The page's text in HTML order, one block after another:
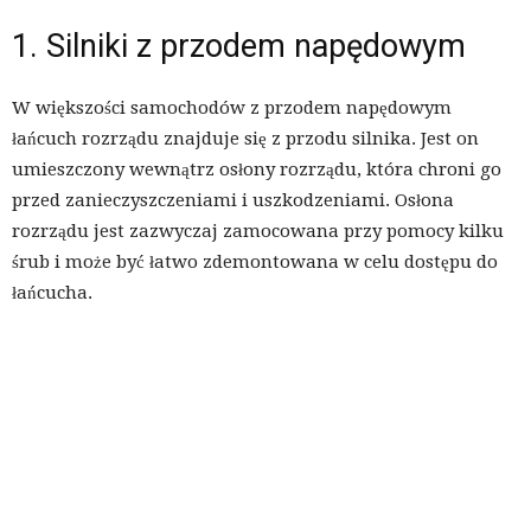
1. Silniki z przodem napędowym
W większości samochodów z przodem napędowym
łańcuch rozrządu znajduje się z przodu silnika. Jest on
umieszczony wewnątrz osłony rozrządu, która chroni go
przed zanieczyszczeniami i uszkodzeniami. Osłona
rozrządu jest zazwyczaj zamocowana przy pomocy kilku
śrub i może być łatwo zdemontowana w celu dostępu do
łańcucha.